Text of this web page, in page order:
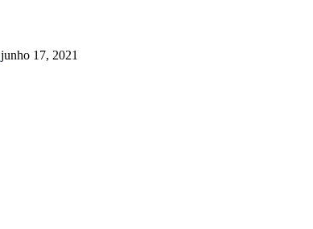
junho 17, 2021